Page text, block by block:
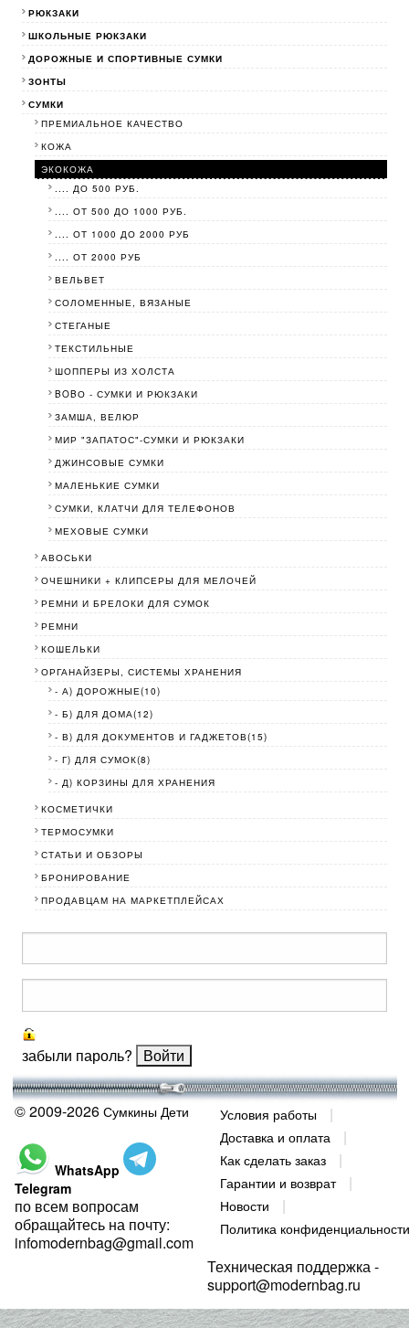
РЮКЗАКИ
ШКОЛЬНЫЕ РЮКЗАКИ
ДОРОЖНЫЕ И СПОРТИВНЫЕ СУМКИ
ЗОНТЫ
СУМКИ
ПРЕМИАЛЬНОЕ КАЧЕСТВО
КОЖА
ЭКОКОЖА
.... ДО 500 РУБ.
.... ОТ 500 ДО 1000 РУБ.
.... ОТ 1000 ДО 2000 РУБ
.... ОТ 2000 РУБ
ВЕЛЬВЕТ
СОЛОМЕННЫЕ, ВЯЗАНЫЕ
СТЕГАНЫЕ
ТЕКСТИЛЬНЫЕ
ШОППЕРЫ ИЗ ХОЛСТА
BOBО - СУМКИ И РЮКЗАКИ
ЗАМША, ВЕЛЮР
МИР "ЗАПАТОС"-СУМКИ И РЮКЗАКИ
ДЖИНСОВЫЕ СУМКИ
МАЛЕНЬКИЕ СУМКИ
СУМКИ, КЛАТЧИ ДЛЯ ТЕЛЕФОНОВ
МЕХОВЫЕ СУМКИ
АВОСЬКИ
ОЧЕШНИКИ + КЛИПСЕРЫ ДЛЯ МЕЛОЧЕЙ
РЕМНИ И БРЕЛОКИ ДЛЯ СУМОК
РЕМНИ
КОШЕЛЬКИ
ОРГАНАЙЗЕРЫ, СИСТЕМЫ ХРАНЕНИЯ
- А) ДОРОЖНЫЕ(10)
- Б) ДЛЯ ДОМА(12)
- В) ДЛЯ ДОКУМЕНТОВ И ГАДЖЕТОВ(15)
- Г) ДЛЯ СУМОК(8)
- Д) КОРЗИНЫ ДЛЯ ХРАНЕНИЯ
КОСМЕТИЧКИ
ТЕРМОСУМКИ
СТАТЬИ И ОБЗОРЫ
БРОНИРОВАНИЕ
ПРОДАВЦАМ НА МАРКЕТПЛЕЙСАХ
забыли пароль?
© 2009-2026 Сумкины Дети
WhatsApp
Telegram
по всем вопросам
обращайтесь на почту:
infomodernbag@gmail.com
Условия работы
Доставка и оплата
Как сделать заказ
Гарантии и возврат
Новости
Политика конфиденциальности
Техническая поддержка -
support@modernbag.ru